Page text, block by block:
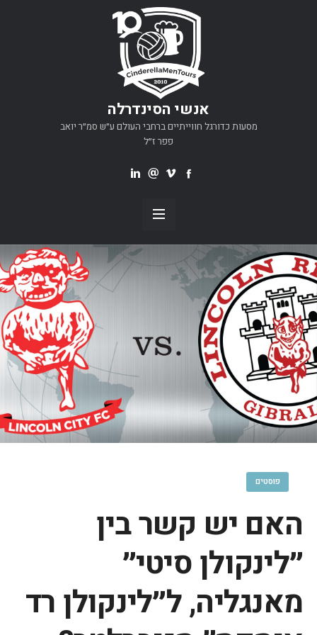
אנשי הסינדרלה
מסעות כדורגל חווייתיים ברחבי העולם ע״ש סמ״ר יואב
פפר ז״ל
פוסטים
האם יש קשר בין
״לינקולן סיטי״
מאנגליה, ל״לינקולן רד